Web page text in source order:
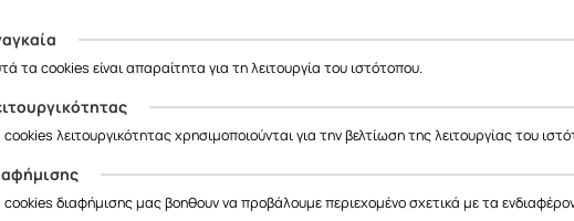
τα cookies είναι απαραίτητα για τη λειτουργία του ιστότοπου.
cookies λειτουργικότητας χρησιμοποιούνται για την βελτίωση της λειτουργίας του
cookies διαφήμισης μας βοηθουν να προβάλουμε περιεχομένο σχετικά με τα